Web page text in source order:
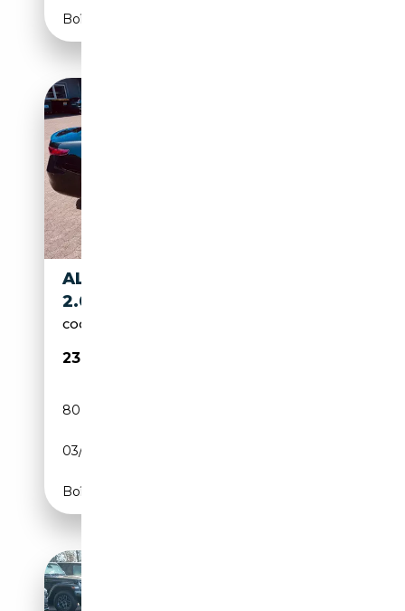
Boîte automatique
ALFA ROMEO GIULIA GIULIA
2.0 TURBO 16V AT8 SPRINT
COOLE PREISE zum Jahreswechsel
23 790€
80 180 km
03/2020
Boîte automatique